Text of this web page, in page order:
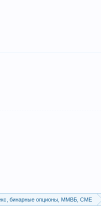
бинарные опционы, ММВБ, CME